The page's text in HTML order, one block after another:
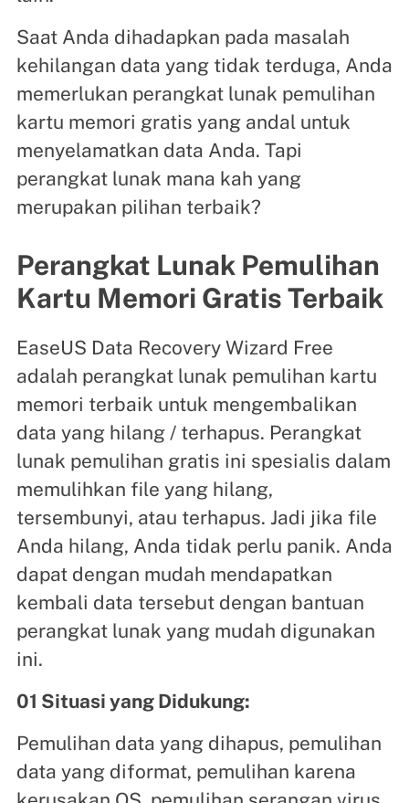
Saat Anda dihadapkan pada masalah
kehilangan data yang tidak terduga, Anda
memerlukan perangkat lunak pemulihan
kartu memori gratis yang andal untuk
menyelamatkan data Anda. Tapi
perangkat lunak mana kah yang
merupakan pilihan terbaik?
Perangkat Lunak Pemulihan
Kartu Memori Gratis Terbaik
EaseUS Data Recovery Wizard Free
adalah perangkat lunak pemulihan kartu
memori terbaik untuk mengembalikan
data yang hilang / terhapus. Perangkat
lunak pemulihan gratis ini spesialis dalam
memulihkan file yang hilang,
tersembunyi, atau terhapus. Jadi jika file
Anda hilang, Anda tidak perlu panik. Anda
dapat dengan mudah mendapatkan
kembali data tersebut dengan bantuan
perangkat lunak yang mudah digunakan
ini.
01 Situasi yang Didukung:
Pemulihan data yang dihapus, pemulihan
data yang diformat, pemulihan karena